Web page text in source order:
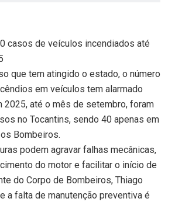
casos de veículos incendiados até
que tem atingido o estado, o número
em veículos tem alarmado
2025, até o mês de setembro, foram
no Tocantins, sendo 40 apenas em
Bombeiros.
podem agravar falhas mecânicas,
do motor e facilitar o início de
do Corpo de Bombeiros, Thiago
a falta de manutenção preventiva é